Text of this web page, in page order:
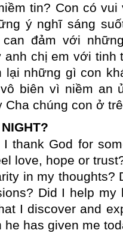
tin? Con có
ý nghĩ sáng
đảm với
anh chị em với tinh
lại những gì con
biên vì niềm an
Cha chúng con ở
?
thank God for
love, hope or
in my thoughts?
Did I help my
I discover and
he has given me